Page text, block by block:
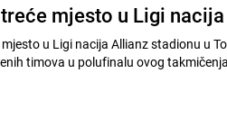
mjesto u Ligi nacija
u Ligi nacija Allianz stadionu u
timova u polufinalu ovog